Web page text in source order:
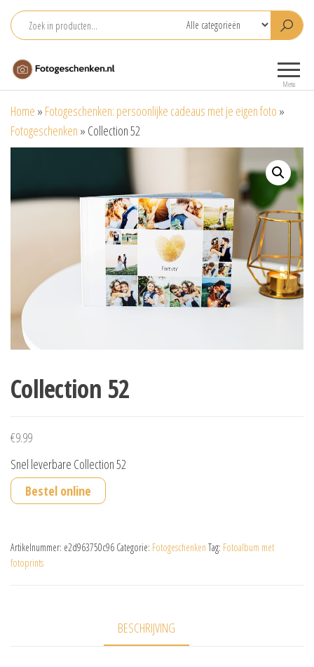
naar
inhoud
voor je foto
Menu
Home » Fotogeschenken: persoonlijke cadeaus met je eigen foto »
Fotogeschenken » Collection 52
Collection 52
€9.99
Snel leverbare Collection 52
Bestel online
Artikelnummer: e2d963750c96 Categorie: Fotogeschenken Tag: Fotoalbum met
fotoprints
BESCHRIJVING